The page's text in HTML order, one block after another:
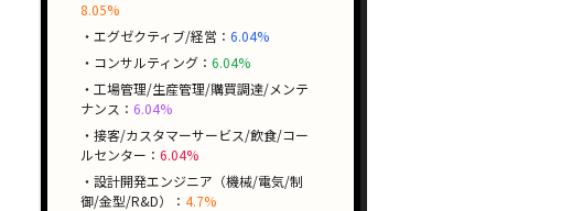
8.05%
・エグゼクティブ/経営： 6.04%
・コンサルティング： 6.04%
・工場管理/生産管理/購買調達/メンテ
ナンス： 6.04%
・接客/カスタマーサービス/飲食/コー
ルセンター： 6.04%
・設計開発エンジニア（機械/電気/制
御/金型/R&D）： 4.7%